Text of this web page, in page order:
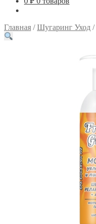
Главная /Шугаринг Уход /